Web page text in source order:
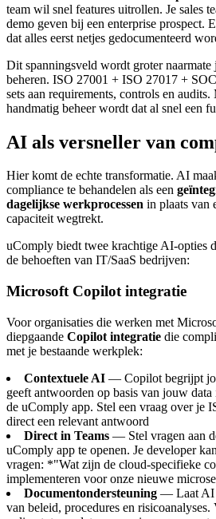
team wil snel features uitrollen. Je sales
demo geven bij een enterprise prospect.
dat alles eerst netjes gedocumenteerd
Dit spanningsveld wordt groter naarmate
beheren. ISO 27001 + ISO 27017 +
sets aan requirements, controls en
handmatig beheer wordt dat al snel een
AI als versneller van
Hier komt de echte transformatie. AI
compliance te behandelen als een
dagelijkse werkprocessen in plaats van
capaciteit wegtrekt.
uComply biedt twee krachtige AI-opties
de behoeften van IT/SaaS bedrijven:
Microsoft Copilot integratie
Voor organisaties die werken met
diepgaande Copilot integratie die
met je bestaande werkplek:
Contextuele AI — Copilot begrijpt
geeft antwoorden op basis van jouw data
de uComply app. Stel een vraag over je
direct een relevant antwoord
Direct in Teams — Stel vragen aan
uComply app te openen. Je developer
vragen: *"Wat zijn de cloud-specifieke
implementeren voor onze nieuwe
Documentondersteuning — Laat AI
van beleid, procedures en